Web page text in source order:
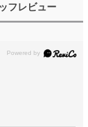
フレビュー